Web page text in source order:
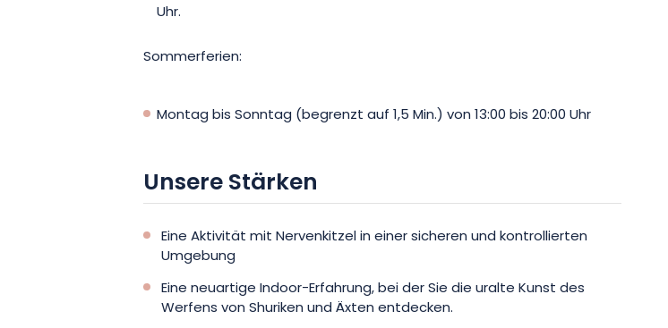
Uhr.
Sommerferien:
Montag bis Sonntag (begrenzt auf 1,5 Min.) von 13:00 bis 20:00 Uhr
Unsere Stärken
Eine Aktivität mit Nervenkitzel in einer sicheren und kontrollierten
Umgebung
Eine neuartige Indoor-Erfahrung, bei der Sie die uralte Kunst des
Werfens von Shuriken und Äxten entdecken.